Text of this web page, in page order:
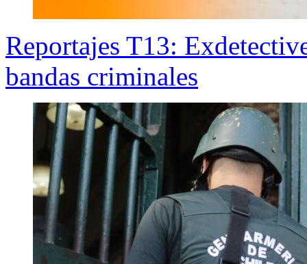
Reportajes T13:
bandas criminales